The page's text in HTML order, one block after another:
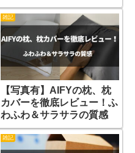
雑記
【写真有】AIFYの枕、枕
カバーを徹底レビュー！ふ
わふわ＆サラサラの質感
雑記